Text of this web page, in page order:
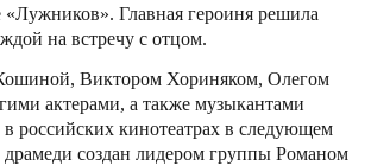
«Лужников». Главная героиня решила
на встречу с отцом.
Виктором Хориняком, Олегом
актерами, а также музыкантами
российских кинотеатрах в следующем
драмеди создан лидером группы Романом